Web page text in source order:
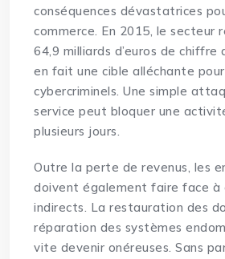
conséquences dévastatrices
commerce. En 2015, le secteur
64,9 milliards d’euros de chiffre
en fait une cible alléchante
cybercriminels. Une simple
service peut bloquer une
plusieurs jours.
Outre la perte de revenus, les
doivent également faire face à
indirects. La restauration des
réparation des systèmes
vite devenir onéreuses. Sans